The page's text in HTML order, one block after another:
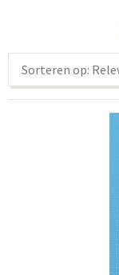
Sorteren op: